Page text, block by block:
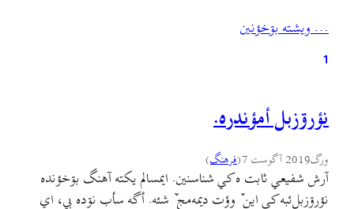
به کمک همرسانی و معرفی شما بیشتر خواهد شد. توی این
برنامه…
… ويشته بۊخؤنين
1
نؤرۊزبل أمؤندره.
ورگ2019 آگوست 7 (فرهنگ)
آرش شفیعي ثابت ه کي شناسنین. ایمسالم یکته آهنگ بۊخؤنده
نؤرۊزبل‌ئبه کي این ٚ وؤت دیمه‌مج ٚ شئه. أگه سأب نۊده بي، اي